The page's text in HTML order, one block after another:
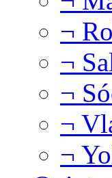
¬
¬
¬
¬
¬